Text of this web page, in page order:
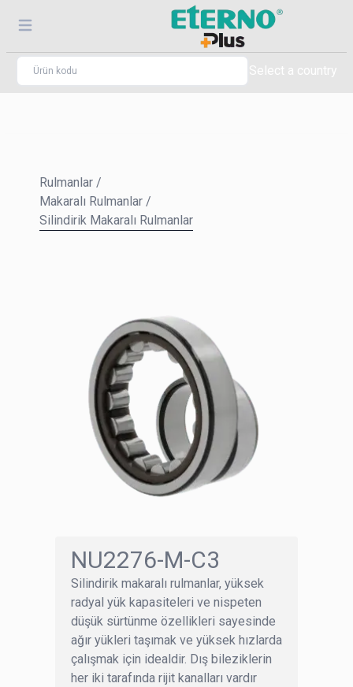
Select a country
Rulmanlar /
Makaralı Rulmanlar /
Silindirik Makaralı Rulmanlar
NU2276-M-C3
Silindirik makaralı rulmanlar, yüksek
radyal yük kapasiteleri ve nispeten
düşük sürtünme özellikleri sayesinde
ağır yükleri taşımak ve yüksek hızlarda
çalışmak için idealdir. Dış bileziklerin
her iki tarafında rijit kanalları vardır